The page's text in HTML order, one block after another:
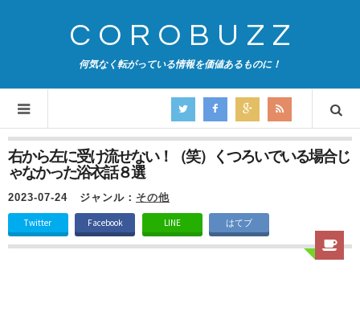
COROBUZZ
何気なく転がっている情報を価値あるものに！
右から左に受け流せない！（笑）くつろいでいる場合じ
ゃなかった浴衣話８選
2023-07-24 ジャンル： その他
Twitter Facebook LINE はてブ